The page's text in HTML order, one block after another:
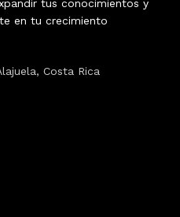
tus conocimientos y
en tu crecimiento
Costa Rica